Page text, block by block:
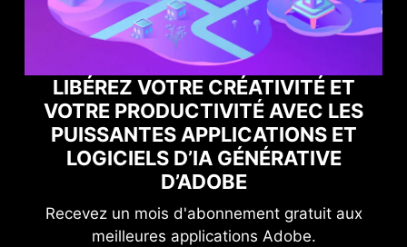
CRÉATIVITÉ ET
AVEC LES
APPLICATIONS ET
D’IA GÉNÉRATIVE
d'abonnement gratuit aux
applications Adobe.
BOOSTEZ
GAMING
Améliorez votre
compromettre les